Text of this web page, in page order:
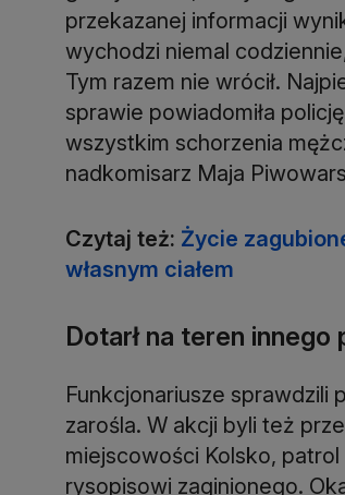
przekazanej informacji
wychodzi niemal
Tym razem nie wrócił.
sprawie powiadomiła
wszystkim schorzenia
nadkomisarz Maja
Czytaj też: Życie
własnym ciałem
Dotarł na teren
Funkcjonariusze sprawdzili
zarośla. W akcji byli też
miejscowości Kolsko,
rysopisowi zaginionego.